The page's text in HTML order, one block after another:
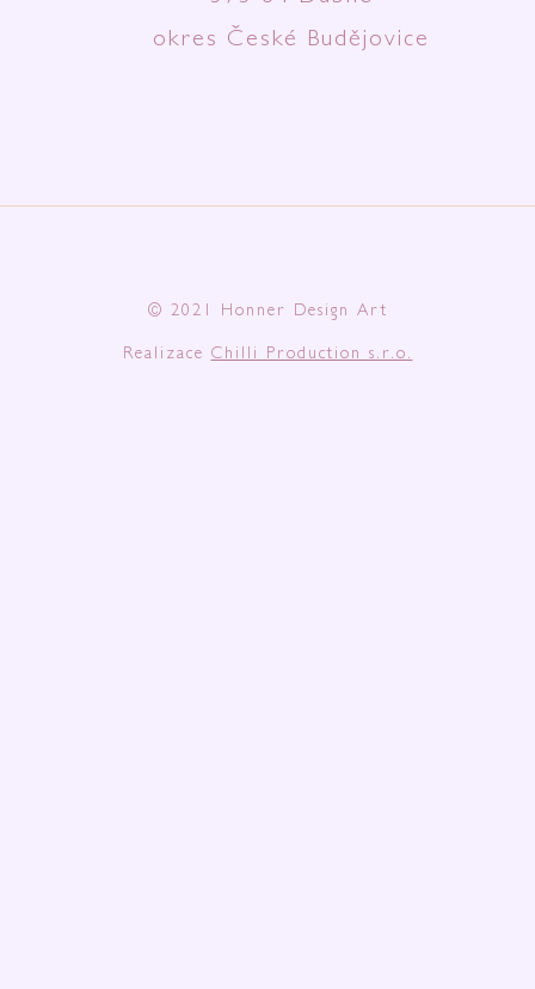
okres České Budějovice
© 2021 Honner Design Art
Realizace Chilli Production s.r.o.